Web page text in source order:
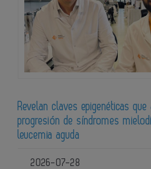
Revelan claves epigenéticas
progresión de síndromes
leucemia aguda
2026-07-28